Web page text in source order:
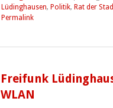
Lüdinghausen, Politik, Rat der
Permalink
Freifunk
WLAN